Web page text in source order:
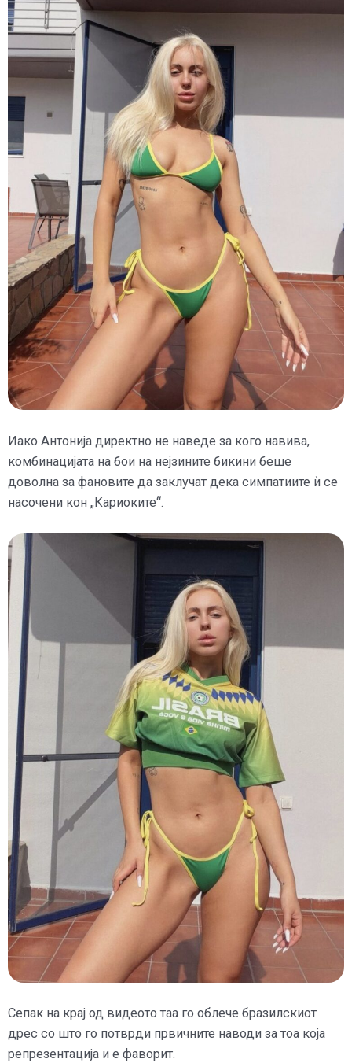
Иако Антонија директно не наведе за кого навива,
комбинацијата на бои на нејзините бикини беше
доволна за фановите да заклучат дека симпатиите ѝ се
насочени кон „Кариоките“.
Сепак на крај од видеото таа го облече бразилскиот
дрес со што го потврди првичните наводи за тоа која
репрезентација и е фаворит.